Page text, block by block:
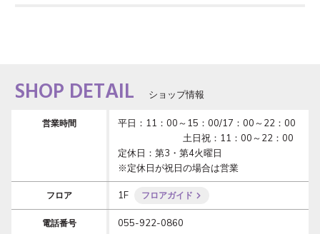
SHOP DETAIL ショップ情報
営業時間
平日：11：00～15：00/17：00～22：00
土日祝：11：00～22：00
定休日：第3・第4火曜日
※定休日が祝日の場合は営業
フロア 1F フロアガイド
電話番号 055-922-0860